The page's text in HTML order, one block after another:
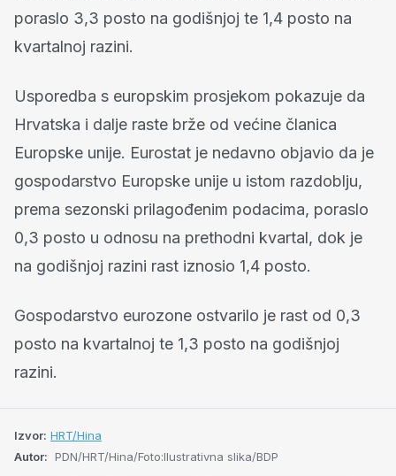
poraslo 3,3 posto na godišnjoj te 1,4 posto na
kvartalnoj razini.
Usporedba s europskim prosjekom pokazuje da
Hrvatska i dalje raste brže od većine članica
Europske unije. Eurostat je nedavno objavio da je
gospodarstvo Europske unije u istom razdoblju,
prema sezonski prilagođenim podacima, poraslo
0,3 posto u odnosu na prethodni kvartal, dok je
na godišnjoj razini rast iznosio 1,4 posto.
Gospodarstvo eurozone ostvarilo je rast od 0,3
posto na kvartalnoj te 1,3 posto na godišnjoj
razini.
Izvor: HRT/Hina
Autor: PDN/HRT/Hina/Foto:Ilustrativna slika/BDP